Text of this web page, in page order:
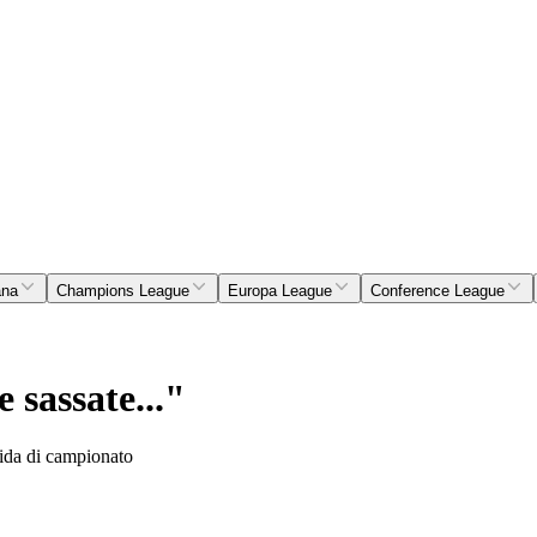
Champions League Europa League Conference League
di campionato